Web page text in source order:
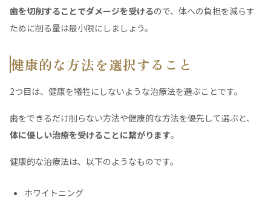
歯を切削することでダメージを受けるので、体への負担を減らす
ために削る量は最小限にしましょう。
健康的な方法を選択すること
2つ目は、健康を犠牲にしないような治療法を選ぶことです。
歯をできるだけ削らない方法や健康的な方法を優先して選ぶと、
体に優しい治療を受けることに繋がります。
健康的な治療法は、以下のようなものです。
ホワイトニング